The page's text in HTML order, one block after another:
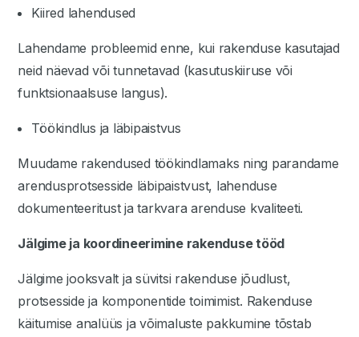
Kiired lahendused
Lahendame probleemid enne, kui rakenduse kasutajad
neid näevad või tunnetavad (kasutuskiiruse või
funktsionaalsuse langus).
Töökindlus ja läbipaistvus
Muudame rakendused töökindlamaks ning parandame
arendusprotsesside läbipaistvust, lahenduse
dokumenteeritust ja tarkvara arenduse kvaliteeti.
Jälgime ja koordineerimine rakenduse tööd
Jälgime jooksvalt ja süvitsi rakenduse jõudlust,
protsesside ja komponentide toimimist. Rakenduse
käitumise analüüs ja võimaluste pakkumine tõstab